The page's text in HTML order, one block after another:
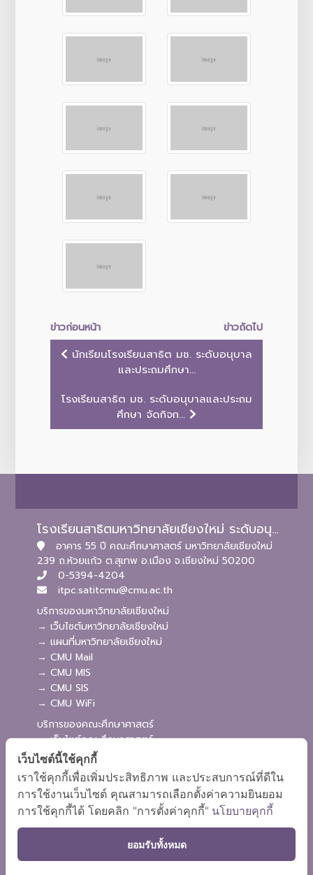
ข่าวก่อนหน้า
ข่าวถัดไป
นักเรียนโรงเรียนสาธิต มช. ระดับอนุบาล
และประถมศึกษา...
โรงเรียนสาธิต มช. ระดับอนุบาลและประถม
ศึกษา จัดกิจก...
โรงเรียนสาธิตมหาวิทยาลัยเชียงใหม่ ระดับอนุบาลและประถมศึกษา
อาคาร 55 ปี คณะศึกษาศาสตร์ มหาวิทยาลัยเชียงใหม่
239 ถ.ห้วยแก้ว ต.สุเทพ อ.เมือง จ.เชียงใหม่ 50200
0-5394-4204
itpc.satitcmu@cmu.ac.th
บริการของมหาวิทยาลัยเชียงใหม่
→ เว็บไซต์มหาวิทยาลัยเชียงใหม่
→ แผนที่มหาวิทยาลัยเชียงใหม่
→ CMU Mail
→ CMU MIS
→ CMU SIS
→ CMU WiFi
บริการของคณะศึกษาศาสตร์
→ เว็บไซต์คณะศึกษาศาสตร์
→ ระบบจัดการเว็บไซต์
→ ระบบ Admission
→ EDU MIS
→ EDU SIS
เว็บไซต์นี้ใช้คุกกี้
เราใช้คุกกี้เพื่อเพิ่มประสิทธิภาพ และประสบการณ์ที่ดีใน
การใช้งานเว็บไซต์ คุณสามารถเลือกตั้งค่าความยินยอม
การใช้คุกกี้ได้ โดยคลิก "การตั้งค่าคุกกี้" นโยบายคุกกี้
ยอมรับทั้งหมด